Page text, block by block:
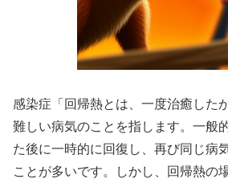
感染症「回帰熱とは、一度治癒した
難しい病気のことを指します。一般
た後に一時的に回復し、再び同じ病
ことが多いです。しかし、回帰熱の